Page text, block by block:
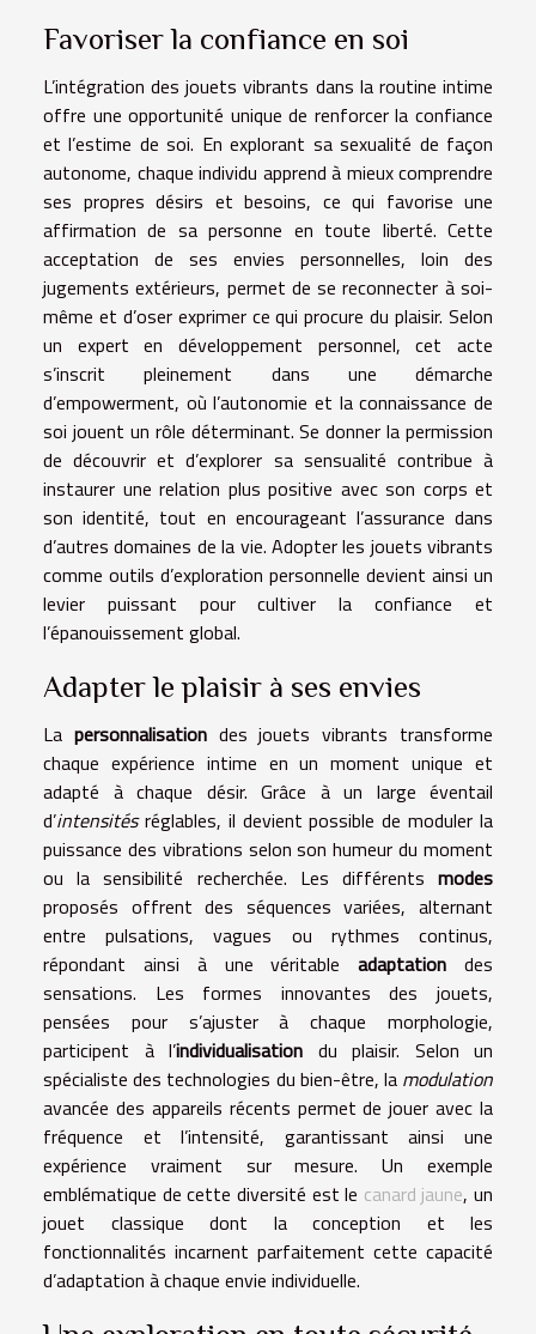
Favoriser la confiance en soi
L’intégration des jouets vibrants dans la routine intime
offre une opportunité unique de renforcer la confiance
et l’estime de soi. En explorant sa sexualité de façon
autonome, chaque individu apprend à mieux comprendre
ses propres désirs et besoins, ce qui favorise une
affirmation de sa personne en toute liberté. Cette
acceptation de ses envies personnelles, loin des
jugements extérieurs, permet de se reconnecter à soi-
même et d’oser exprimer ce qui procure du plaisir. Selon
un expert en développement personnel, cet acte
s’inscrit pleinement dans une démarche
d’empowerment, où l’autonomie et la connaissance de
soi jouent un rôle déterminant. Se donner la permission
de découvrir et d’explorer sa sensualité contribue à
instaurer une relation plus positive avec son corps et
son identité, tout en encourageant l’assurance dans
d’autres domaines de la vie. Adopter les jouets vibrants
comme outils d’exploration personnelle devient ainsi un
levier puissant pour cultiver la confiance et
l’épanouissement global.
Adapter le plaisir à ses envies
La personnalisationdes jouets vibrants transforme
chaque expérience intime en un moment unique et
adapté à chaque désir. Grâce à un large éventail
d’intensitésréglables, il devient possible de moduler la
puissance des vibrations selon son humeur du moment
ou la sensibilité recherchée. Les différents modes
proposés offrent des séquences variées, alternant
entre pulsations, vagues ou rythmes continus,
répondant ainsi à une véritableadaptation des
sensations. Les formes innovantes des jouets,
pensées pour s’ajuster à chaque morphologie,
participent à l’individualisation du plaisir. Selon un
spécialiste des technologies du bien-être, la modulation
avancée des appareils récents permet de jouer avec la
fréquence et l’intensité, garantissant ainsi une
expérience vraiment sur mesure. Un exemple
emblématique de cette diversité est le canard jaune, un
jouet classique dont la conception et les
fonctionnalités incarnent parfaitement cette capacité
d’adaptation à chaque envie individuelle.